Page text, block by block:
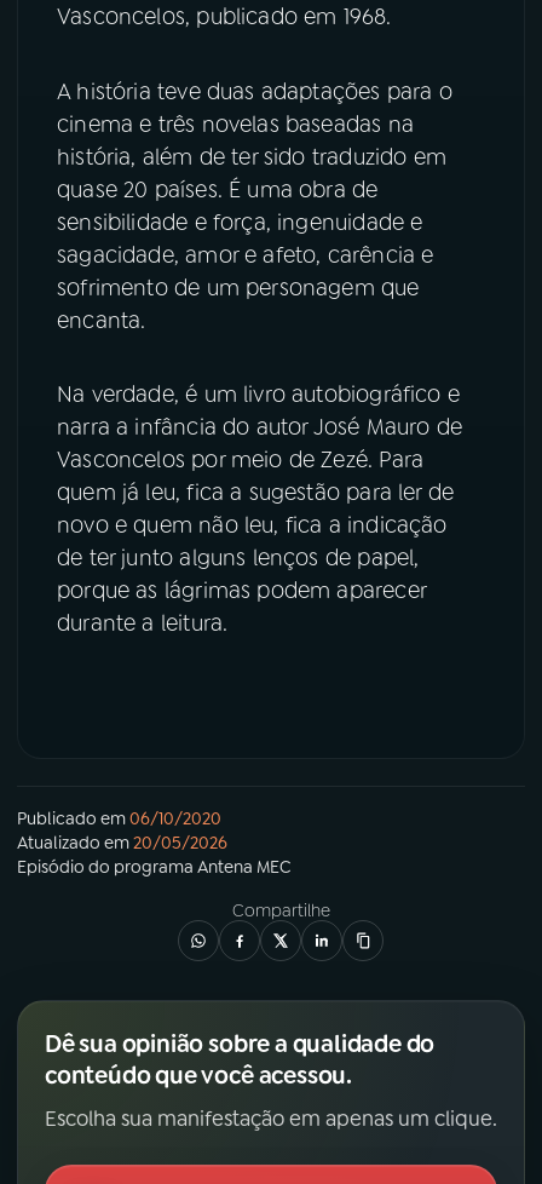
Vasconcelos, publicado em 1968.
A história teve duas adaptações para o
cinema e três novelas baseadas na
história, além de ter sido traduzido em
quase 20 países. É uma obra de
sensibilidade e força, ingenuidade e
sagacidade, amor e afeto, carência e
sofrimento de um personagem que
encanta.
Na verdade, é um livro autobiográfico e
narra a infância do autor José Mauro de
Vasconcelos por meio de Zezé. Para
quem já leu, fica a sugestão para ler de
novo e quem não leu, fica a indicação
de ter junto alguns lenços de papel,
porque as lágrimas podem aparecer
durante a leitura.
Publicado em06/10/2020
Atualizado em20/05/2026
Episódio do programa Antena MEC
Compartilhe
Dê sua opinião sobre a qualidade do
conteúdo que você acessou.
Escolha sua manifestação em apenas um clique.